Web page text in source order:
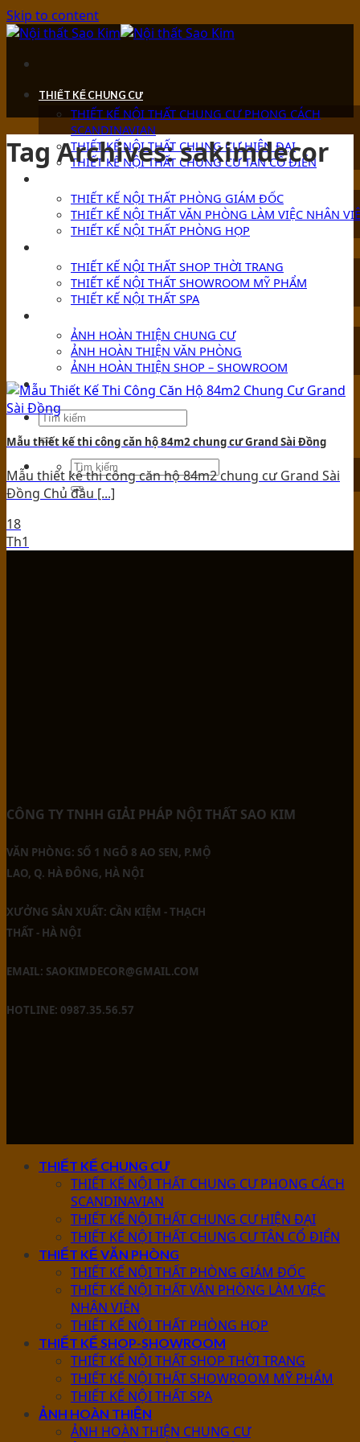
Skip to content
THIẾT KẾ CHUNG CƯ
THIẾT KẾ NỘI THẤT CHUNG CƯ PHONG CÁCH
SCANDINAVIAN
THIẾT KẾ NỘI THẤT CHUNG CƯ HIỆN ĐẠI
THIẾT KẾ NỘI THẤT CHUNG CƯ TÂN CỔ ĐIỂN
THIẾT KẾ NỘI THẤT PHÒNG GIÁM ĐỐC
THIẾT KẾ NỘI THẤT VĂN PHÒNG LÀM VIỆC NHÂN
THIẾT KẾ NỘI THẤT PHÒNG HỌP
THIẾT KẾ NỘI THẤT SHOP THỜI TRANG
THIẾT KẾ NỘI THẤT SHOWROOM MỸ PHẨM
THIẾT KẾ NỘI THẤT SPA
ẢNH HOÀN THIỆN CHUNG CƯ
ẢNH HOÀN THIỆN VĂN PHÒNG
ẢNH HOÀN THIỆN SHOP – SHOWROOM
TIN TỨC
Tag Archives:sakimdecor
Mẫu thiết kế thi công căn hộ 84m2 chung cư Grand Sài Đồng
Mẫu thiết kế thi công căn hộ 84m2 chung cư Grand Sài
Đồng Chủ đầu [...]
18
Th1
CÔNG TY TNHH GIẢI PHÁP NỘI THẤT SAO KIM
VĂN PHÒNG: SỐ 1 NGÕ 8 AO SEN, P.MỘ
LAO, Q. HÀ ĐÔNG, HÀ NỘI
XƯỞNG SẢN XUẤT: CẦN KIỆM - THẠCH
THẤT - HÀ NỘI
EMAIL: SAOKIMDECOR@GMAIL.COM
HOTLINE: 0987.35.56.57
THIẾT KẾ CHUNG CƯ
THIẾT KẾ NỘI THẤT CHUNG CƯ PHONG CÁCH
SCANDINAVIAN
THIẾT KẾ NỘI THẤT CHUNG CƯ HIỆN ĐẠI
THIẾT KẾ NỘI THẤT CHUNG CƯ TÂN CỔ ĐIỂN
THIẾT KẾ VĂN PHÒNG
THIẾT KẾ NỘI THẤT PHÒNG GIÁM ĐỐC
THIẾT KẾ NỘI THẤT VĂN PHÒNG LÀM VIỆC
NHÂN VIÊN
THIẾT KẾ NỘI THẤT PHÒNG HỌP
THIẾT KẾ SHOP-SHOWROOM
THIẾT KẾ NỘI THẤT SHOP THỜI TRANG
THIẾT KẾ NỘI THẤT SHOWROOM MỸ PHẨM
THIẾT KẾ NỘI THẤT SPA
ẢNH HOÀN THIỆN
ẢNH HOÀN THIỆN CHUNG CƯ